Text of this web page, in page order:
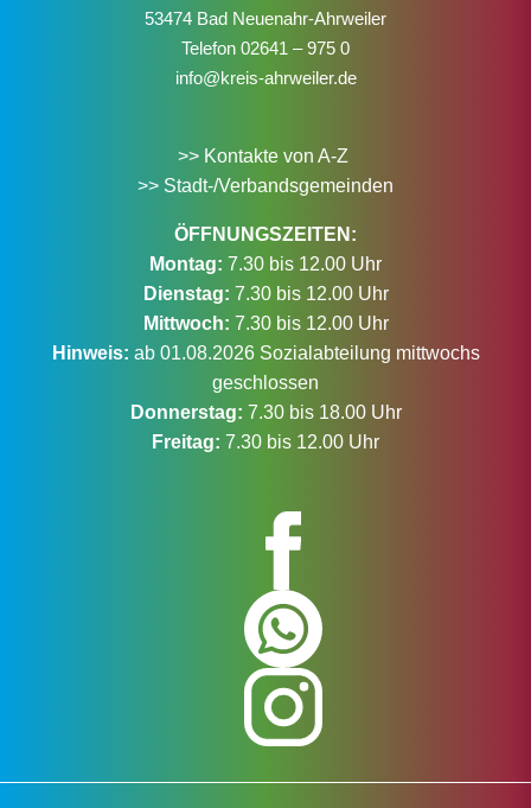
53474 Bad Neuenahr-Ahrweiler
Telefon 02641 – 975 0
info@kreis-ahrweiler.de
>> Kontakte von A-Z
>> Stadt-/Verbandsgemeinden
ÖFFNUNGSZEITEN:
Montag: 7.30 bis 12.00 Uhr
Dienstag: 7.30 bis 12.00 Uhr
Mittwoch: 7.30 bis 12.00 Uhr
Hinweis: ab 01.08.2026 Sozialabteilung mittwochs
geschlossen
Donnerstag: 7.30 bis 18.00 Uhr
Freitag: 7.30 bis 12.00 Uhr